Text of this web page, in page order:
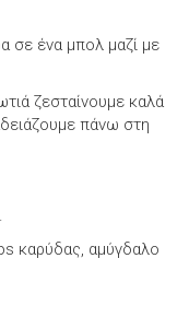
σε ένα μπολ μαζί με
ζεσταίνουμε καλά
πάνω στη
καρύδας, αμύγδαλο